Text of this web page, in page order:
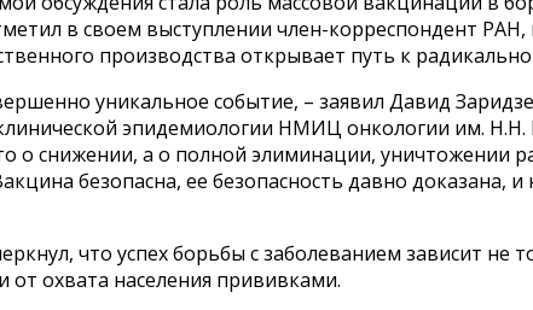
в своем выступлении член-корреспондент
производства открывает путь к
уникальное событие, – заявил Давид
эпидемиологии НМИЦ онкологии им. Н.Н.
о снижении, а о полной элиминации, уничтожении
безопасна, ее безопасность давно доказана, и
что успех борьбы с заболеванием зависит не
от охвата населения прививками.